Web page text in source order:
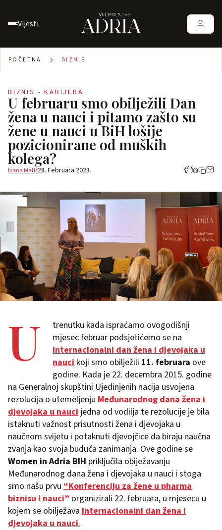
Vijesti
POČETNA BIZNIS
BIZNIS - KARIJERA
U februaru smo obilježili Dan
žena u nauci i pitamo zašto su
žene u nauci u BiH lošije
pozicionirane od muških
kolega?
Ivana Matić28. Februara 2023.
U
trenutku kada ispraćamo ovogodišnji
mjesec februar podsjetićemo se na
Internacionalni dan žena i djevojaka u
nauci koji smo obilježili 11. februara ove
godine. Kada je 22. decembra 2015. godine
na Generalnoj skupštini Ujedinjenih nacija usvojena
rezolucija o utemeljenju Međunarodnog dana žena i
djevojaka u nauci jedna od vodilja te rezolucije je bila
istaknuti važnost prisutnosti žena i djevojaka u
naučnom svijetu i potaknuti djevojčice da biraju naučna
zvanja kao svoja buduća zanimanja. Ove godine se
Women in Adria BIH priključila obiježavanju
Međunarodnog dana žena i djevojaka u nauci i stoga
smo našu prvu “Konferenciju za žene u pharma
biznisu i nauci” organizirali 22. februara, u mjesecu u
kojem se obilježava Internacionalni dan žena i
djevojaka u nauci.